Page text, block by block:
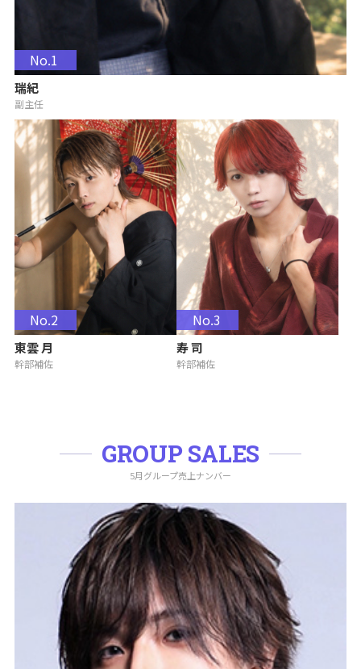
No.1
瑞紀
副主任
No.2
東雲 月
幹部補佐
No.3
寿 司
幹部補佐
GROUP SALES
5月グループ売上ナンバー